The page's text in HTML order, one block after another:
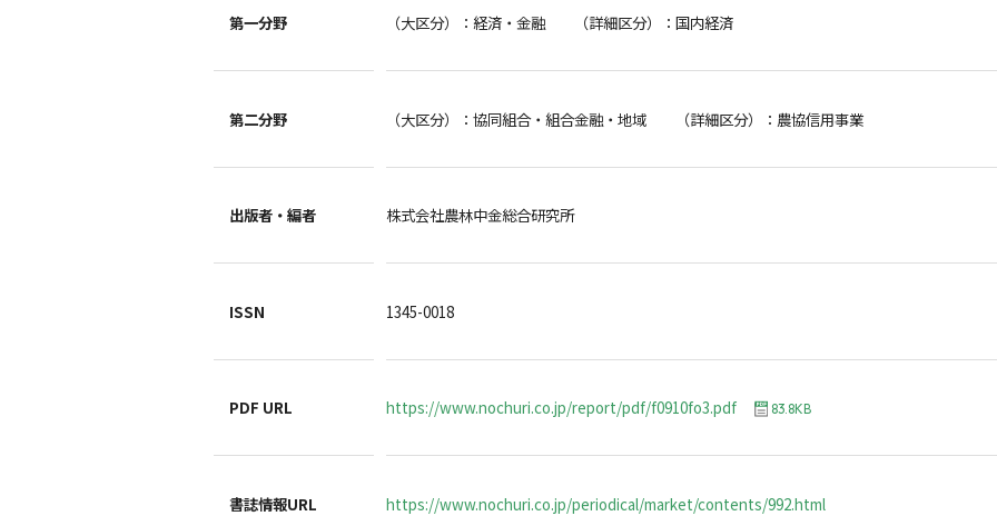
第一分野 （大区分）：経済・金融 （詳細区分）：国内経済
第二分野 （大区分）：協同組合・組合金融・地域 （詳細区分）：農協信用事業
出版者・編者 株式会社農林中金総合研究所
ISSN 1345-0018
PDF URL https://www.nochuri.co.jp/report/pdf/f0910fo3.pdf 83.8KB
書誌情報URL https://www.nochuri.co.jp/periodical/market/contents/992.html